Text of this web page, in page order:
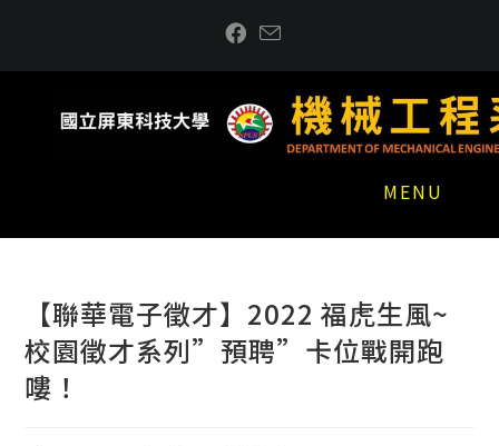
主
MENU
【聯華電子徵才】2022 福虎生風~
校園徵才系列”預聘”卡位戰開跑
嘍！